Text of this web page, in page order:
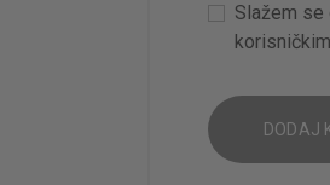
Slažem se